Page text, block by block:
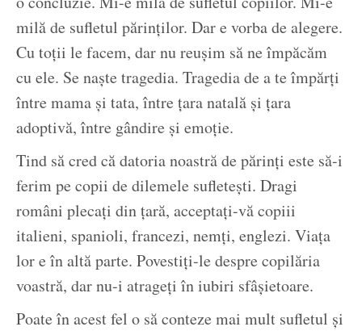
milă de sufletul părinților. Dar e vorba de alegere.
Cu toții le facem, dar nu reușim să ne împăcăm
cu ele. Se naște tragedia. Tragedia de a te împărți
între mama și tata, între țara natală și țara
adoptivă, între gândire și emoție.
Tind să cred că datoria noastră de părinți este să-i
ferim pe copii de dilemele sufletești. Dragi
români plecați din țară, acceptați-vă copiii
italieni, spanioli, francezi, nemți, englezi. Viața
lor e în altă parte. Povestiți-le despre copilăria
voastră, dar nu-i atrageți în iubiri sfâșietoare.
Poate în acest fel o să conteze mai mult sufletul și